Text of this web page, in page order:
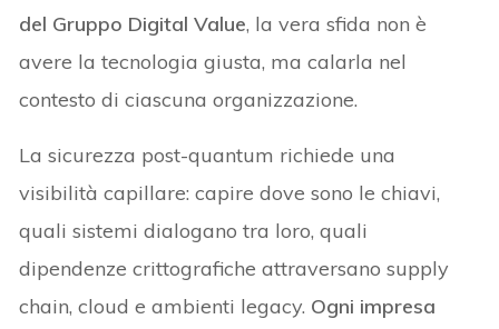
del Gruppo Digital Value, la vera sfida non è
avere la tecnologia giusta, ma calarla nel
contesto di ciascuna organizzazione.
La sicurezza post-quantum richiede una
visibilità capillare: capire dove sono le chiavi,
quali sistemi dialogano tra loro, quali
dipendenze crittografiche attraversano supply
chain, cloud e ambienti legacy. Ogni impresa